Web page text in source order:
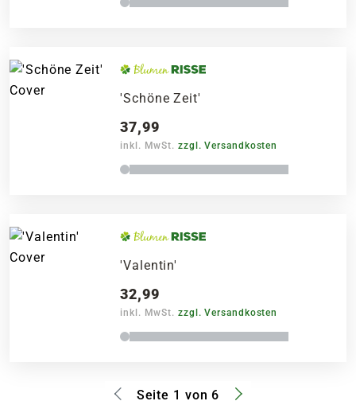
'Schöne Zeit'
37,99
inkl. MwSt. zzgl. Versandkosten
'Valentin'
32,99
inkl. MwSt. zzgl. Versandkosten
Seite 1 von 6